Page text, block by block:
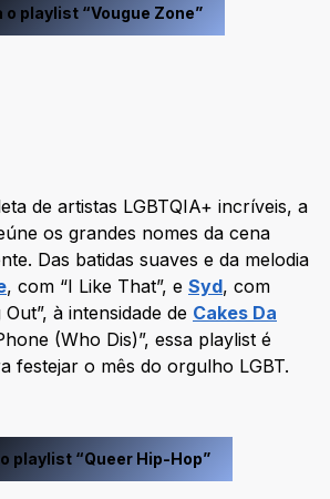
o playlist “Vougue Zone”
de artistas LGBTQIA+ incríveis, a
os grandes nomes da cena
Das batidas suaves e da melodia
, com “I Like That”, e Syd, com
Out”, à intensidade de Cakes Da
(Who Dis)”, essa playlist é
festejar o mês do orgulho LGBT.
playlist “Queer Hip-Hop”